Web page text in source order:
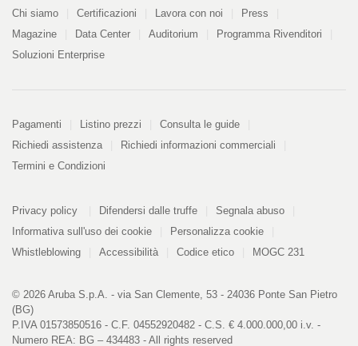
Azienda
Chi siamo Certificazioni Lavora con noi
Press
Magazine
Data Center Auditorium
Programma Rivenditori
Soluzioni Enterprise
Pagamenti
Pagamenti Listino prezzi
Consulta le guide
Richiedi assistenza
Richiedi informazioni commerciali
Termini e Condizioni
Informazioni
Privacy policy
PDF
kB
Difendersi dalle truffe
Segnala abuso
Informativa sull'uso dei cookie
Personalizza cookie
Whistleblowing
Accessibilità Codice etico MOGC 231
© 2026 Aruba S.p.A. - via San Clemente, 53 - 24036 Ponte San Pietro
(BG)
P.IVA 01573850516 - C.F. 04552920482 - C.S. € 4.000.000,00 i.v. -
Numero REA: BG – 434483 - All rights reserved